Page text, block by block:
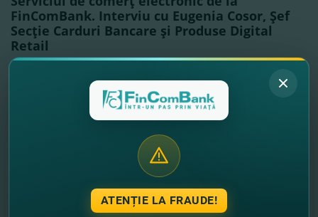
FinComBank. Interviu cu Eugenia Cosor, Şef
Secţie Carduri Bancare şi Produse Digital
Retail
ATENȚIE LA FRAUDE!